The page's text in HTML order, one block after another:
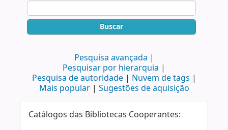
Buscar
Pesquisa avançada
Pesquisar por hierarquia
Pesquisa de autoridade
Nuvem de tags
Mais popular
Sugestões de aquisição
Catálogos das Bibliotecas Cooperantes: